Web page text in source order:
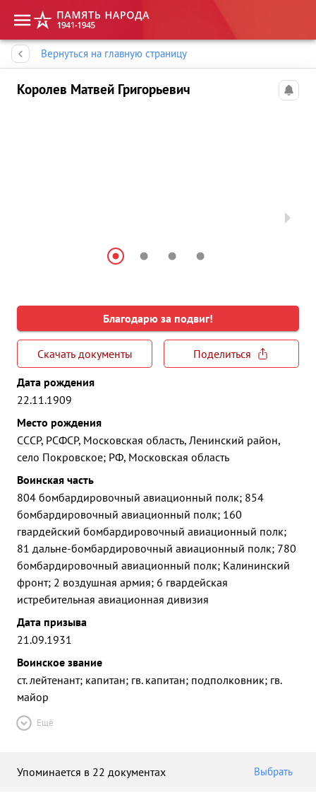
Вернуться на главную страницу
Королев Матвей Григорьевич
Благодарю за подвиг!
Скачать документы
Поделиться
Дата рождения
22.11.1909
Место рождения
СССР, РСФСР, Московская область, Ленинский район,
село Покровское; РФ, Московская область
Воинская часть
804 бомбардировочный авиационный полк; 854
бомбардировочный авиационный полк; 160
гвардейский бомбардировочный авиационный полк;
81 дальне-бомбардировочный авиационный полк; 780
бомбардировочный авиационный полк; Калининский
фронт; 2 воздушная армия; 6 гвардейская
истребительная авиационная дивизия
Дата призыва
21.09.1931
Воинское звание
ст. лейтенант; капитан; гв. капитан; подполковник; гв.
майор
Ещё
Упоминается в 22 документах Выбрать
Память народа